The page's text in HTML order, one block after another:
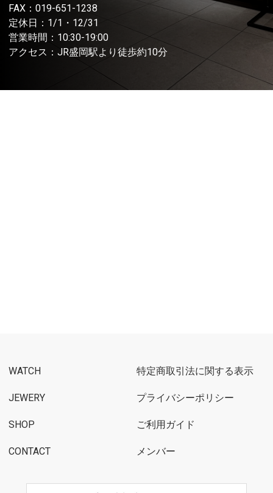
FAX：019-651-1238
定休日：1/1・12/31
営業時間：10:30-19:00
アクセス：JR盛岡駅より徒歩約10分
WATCH
JEWERY
SHOP
CONTACT
特定商取引法に関する表示
プライバシーポリシー
ご利用ガイド
メンバー